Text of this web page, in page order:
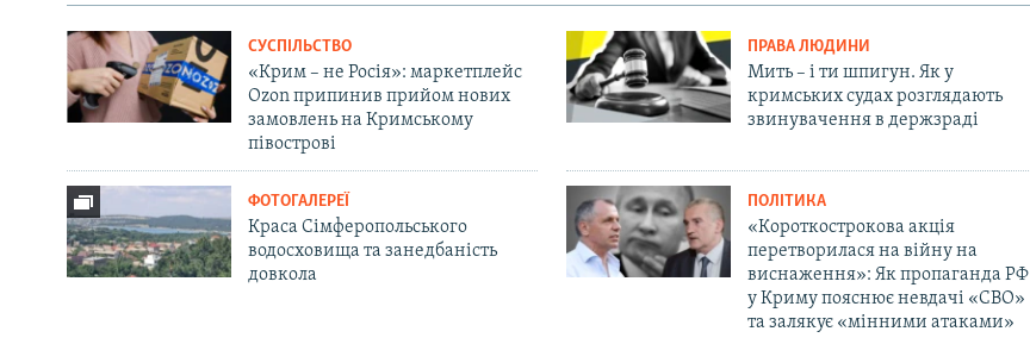
СУСПІЛЬСТВО
«Крим – не Росія»: маркетплейс
Ozon припинив прийом нових
замовлень на Кримському
півострові
ПРАВА ЛЮДИНИ
Мить – і ти шпигун. Як у
кримських судах розглядають
звинувачення в держзраді
ФОТОГАЛЕРЕЇ
Краса Сімферопольського
водосховища та занедбаність
довкола
ПОЛІТИКА
«Короткострокова акція
перетворилася на війну на
виснаження»: Як пропаганда РФ
у Криму пояснює невдачі «СВО»
та залякує «мінними атаками»